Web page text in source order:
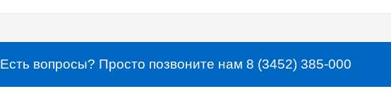
Есть вопросы? Просто позвоните нам 8 (3452) 385-000